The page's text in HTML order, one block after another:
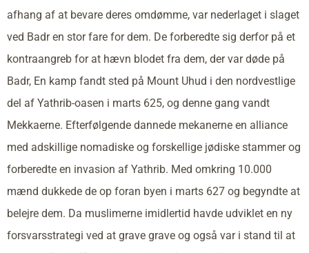
afhang af at bevare deres omdømme, var nederlaget i slaget
ved Badr en stor fare for dem. De forberedte sig derfor på et
kontraangreb for at hævn blodet fra dem, der var døde på
Badr, En kamp fandt sted på Mount Uhud i den nordvestlige
del af Yathrib-oasen i marts 625, og denne gang vandt
Mekkaerne. Efterfølgende dannede mekanerne en alliance
med adskillige nomadiske og forskellige jødiske stammer og
forberedte en invasion af Yathrib. Med omkring 10.000
mænd dukkede de op foran byen i marts 627 og begyndte at
belejre dem. Da muslimerne imidlertid havde udviklet en ny
forsvarsstrategi ved at grave grave og også var i stand til at